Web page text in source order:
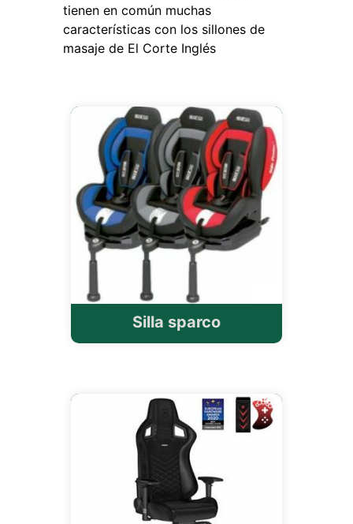
tienen en común muchas
características con los sillones de
masaje de El Corte Inglés
Silla sparco